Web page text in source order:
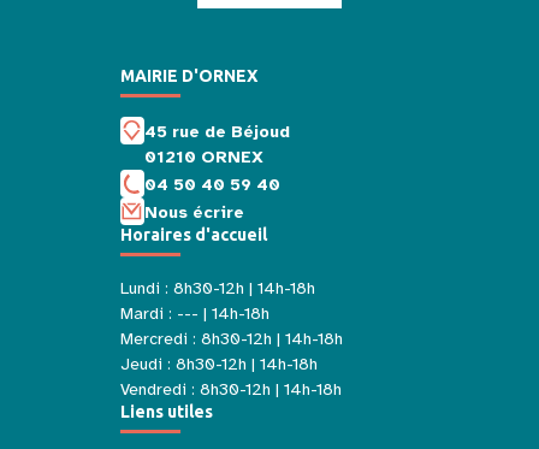
MAIRIE D'ORNEX
45 rue de Béjoud
01210 ORNEX
04 50 40 59 40
Nous écrire
Horaires d'accueil
Lundi : 8h30-12h | 14h-18h
Mardi : --- | 14h-18h
Mercredi : 8h30-12h | 14h-18h
Jeudi : 8h30-12h | 14h-18h
Vendredi : 8h30-12h | 14h-18h
Liens utiles